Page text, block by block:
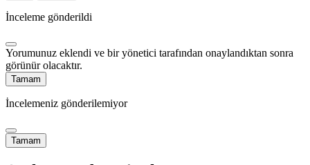
İnceleme gönderildi
Yorumunuz eklendi ve bir yönetici tarafından onaylandıktan sonra
görünür olacaktır.
Tamam
İncelemeniz gönderilemiyor
Tamam